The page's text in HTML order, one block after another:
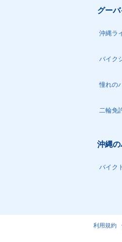
グー
沖縄ラ
バイク
憧れの
二輪免
沖縄
バイク
利用規約